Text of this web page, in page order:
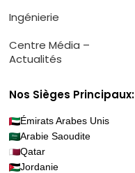
Ingénierie
Centre Média –
Actualités
Nos Sièges Principaux:
Émirats Arabes Unis
Arabie Saoudite
Qatar
Jordanie